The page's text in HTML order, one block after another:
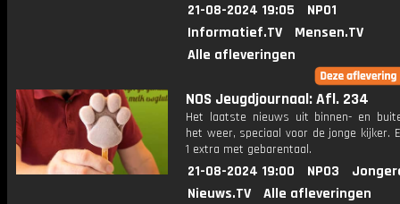
21-08-2024 19:05
NPO1
Informatief.TV
Mensen.TV
Alle afleveringen
NOS Jeugdjournaal: Afl. 234
Het laatste nieuws uit binnen- en
het weer, speciaal voor de jonge kijker.
1 extra met gebarentaal.
21-08-2024 19:00 NPO3
Nieuws.TV
Alle afleveringen